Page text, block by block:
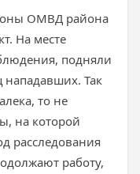
ОМВД района
На месте
подняли
Так
то не
на которой
расследования
работу,